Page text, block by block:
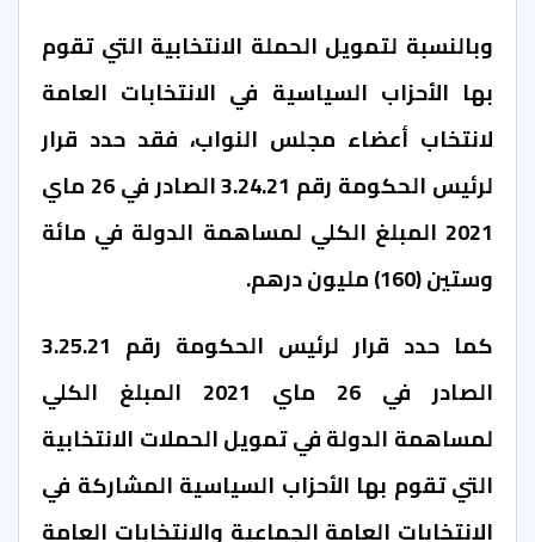
وبالنسبة لتمويل الحملة الانتخابية التي تقوم
بها الأحزاب السياسية في الانتخابات العامة
لانتخاب أعضاء مجلس النواب، فقد حدد قرار
لرئيس الحكومة رقم 3.24.21 الصادر في 26 ماي
2021 المبلغ الكلي لمساهمة الدولة في مائة
وستين (160) مليون درهم.
كما حدد قرار لرئيس الحكومة رقم 3.25.21
الصادر في 26 ماي 2021 المبلغ الكلي
لمساهمة الدولة في تمويل الحملات الانتخابية
التي تقوم بها الأحزاب السياسية المشاركة في
الانتخابات العامة الجماعية والانتخابات العامة